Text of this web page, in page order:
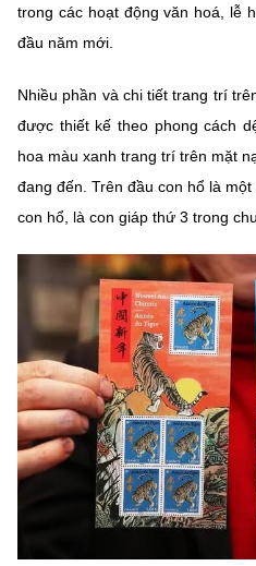
trong các hoạt động văn hoá, lễ
đầu năm mới.
Nhiều phần và chi tiết trang trí
được thiết kế theo phong cách
hoa màu xanh trang trí trên mặt
đang đến. Trên đầu con hổ là
con hổ, là con giáp thứ 3 trong